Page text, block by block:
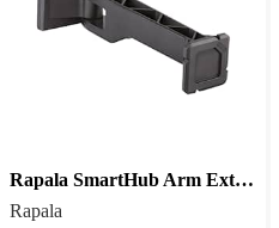
Rapala SmartHub Arm Extension for 7 Adjustable Arm
Rapala